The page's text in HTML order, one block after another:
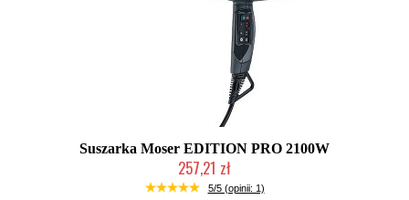
Suszarka Moser EDITION PRO 2100W
257,21 zł
Produkt wycofany
5/5 (opinii: 1)